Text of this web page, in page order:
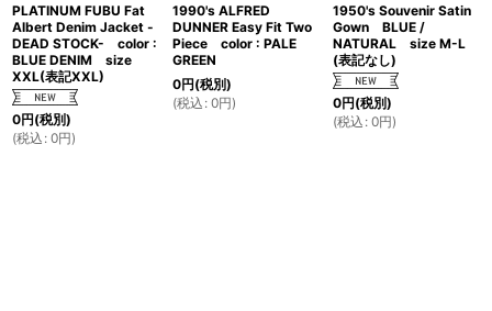
PLATINUM FUBU Fat
Albert Denim Jacket -
DEAD STOCK- color :
BLUE DENIM size
XXL(表記XXL)
0円(税別)
(税込 : 0円)
1990's ALFRED
DUNNER Easy Fit Two
Piece color : PALE
GREEN
0円(税別)
(税込 : 0円)
1950's Souvenir Satin
Gown BLUE /
NATURAL size M-L
(表記なし)
0円(税別)
(税込 : 0円)